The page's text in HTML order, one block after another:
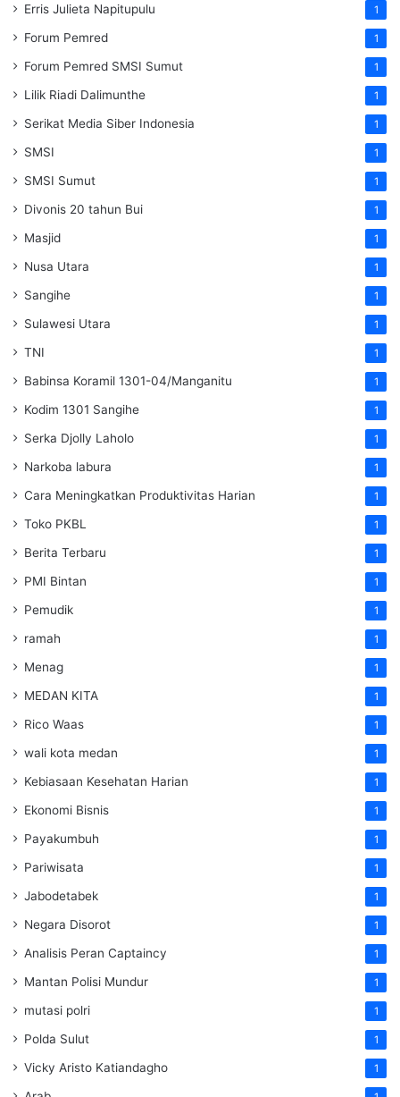
Erris Julieta Napitupulu 1
Forum Pemred 1
Forum Pemred SMSI Sumut 1
Lilik Riadi Dalimunthe 1
Serikat Media Siber Indonesia 1
SMSI 1
SMSI Sumut 1
Divonis 20 tahun Bui 1
Masjid 1
Nusa Utara 1
Sangihe 1
Sulawesi Utara 1
TNI 1
Babinsa Koramil 1301-04/Manganitu 1
Kodim 1301 Sangihe 1
Serka Djolly Laholo 1
Narkoba labura 1
Cara Meningkatkan Produktivitas Harian 1
Toko PKBL 1
Berita Terbaru 1
PMI Bintan 1
Pemudik 1
ramah 1
Menag 1
MEDAN KITA 1
Rico Waas 1
wali kota medan 1
Kebiasaan Kesehatan Harian 1
Ekonomi Bisnis 1
Payakumbuh 1
Pariwisata 1
Jabodetabek 1
Negara Disorot 1
Analisis Peran Captaincy 1
Mantan Polisi Mundur 1
mutasi polri 1
Polda Sulut 1
Vicky Aristo Katiandagho 1